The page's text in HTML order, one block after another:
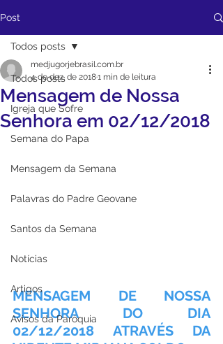
Post
Todos posts
Igreja que Sofre
Semana do Papa
Mensagem da Semana
Palavras do Padre Geovane
Santos da Semana
Notícias
Artigos
Avisos da Paróquia
Todos posts
Mensagem de Nossa
Senhora em 02/12/2018
medjugorjebrasil.com.br
4 de dez. de 20181 min de leitura
MENSAGEM DE NOSSA
SENHORA DO DIA
02/12/2018 ATRAVÉS DA